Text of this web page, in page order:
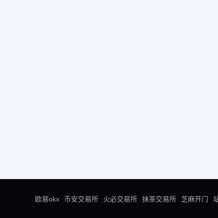
欧易okx 币安交易所 火必交易所 抹茶交易所 芝麻开门